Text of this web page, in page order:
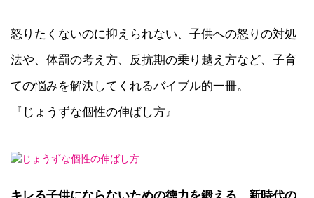
怒りたくないのに抑えられない、子供への怒りの対処
法や、体罰の考え方、反抗期の乗り越え方など、子育
ての悩みを解決してくれるバイブル的一冊。
『じょうずな個性の伸ばし方』
キレる子供にならないための徳力を鍛える、新時代の